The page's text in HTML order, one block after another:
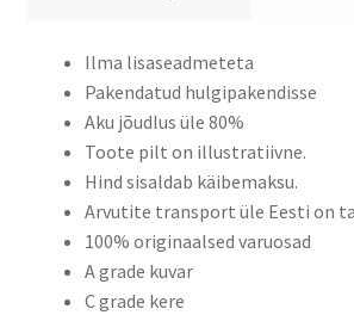
Ilma lisaseadmeteta
Pakendatud hulgipakendisse
Aku jõudlus üle 80%
Toote pilt on illustratiivne.
Hind sisaldab käibemaksu.
Arvutite transport üle Eesti on
100% originaalsed varuosad
A grade kuvar
C grade kere